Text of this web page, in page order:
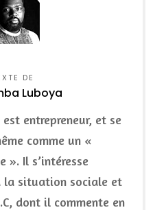
DE
Luboya
entrepreneur, et se
comme un «
». Il s’intéresse
la situation sociale et
dont il commente en